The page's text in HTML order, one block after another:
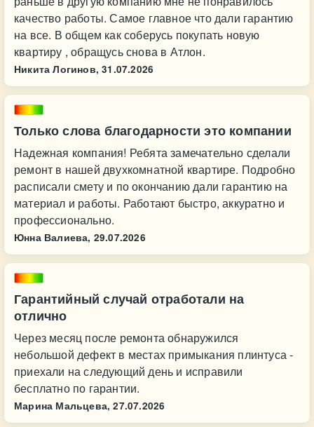
качество работы. Самое главное что дали гарантию
на все. В общем как соберусь покупать новую
квартиру , обращусь снова в Атлон.
Никита Логинов, 31.07.2026
Только слова благодарности это компании
Надежная компания! Ребята замечательно сделали
ремонт в нашей двухкомнатной квартире. Подробно
расписали смету и по окончанию дали гарантию на
материал и работы. Работают быстро, аккуратно и
профессионально.
Юнна Валиева, 29.07.2026
Гарантийный случай отработали на
отлично
Через месяц после ремонта обнаружился
небольшой дефект в местах примыкания плинтуса -
приехали на следующий день и исправили
бесплатно по гарантии.
Марина Мальцева, 27.07.2026